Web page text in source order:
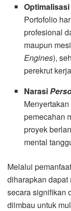
Portofolio
profesional
maupun
Engines),
perekrut
Narasi
pemecahan
proyek
mental
Melalui
diharapkan
secara signifikan
diimbau untuk